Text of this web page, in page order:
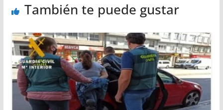
También te puede gustar